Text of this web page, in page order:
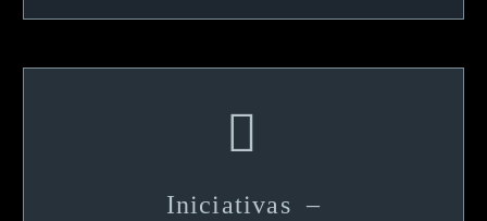


Iniciativas –